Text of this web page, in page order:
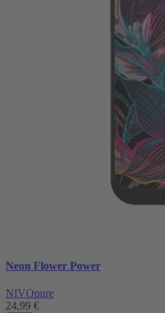
Neon Flower Power
NIVOpure
24,99 €